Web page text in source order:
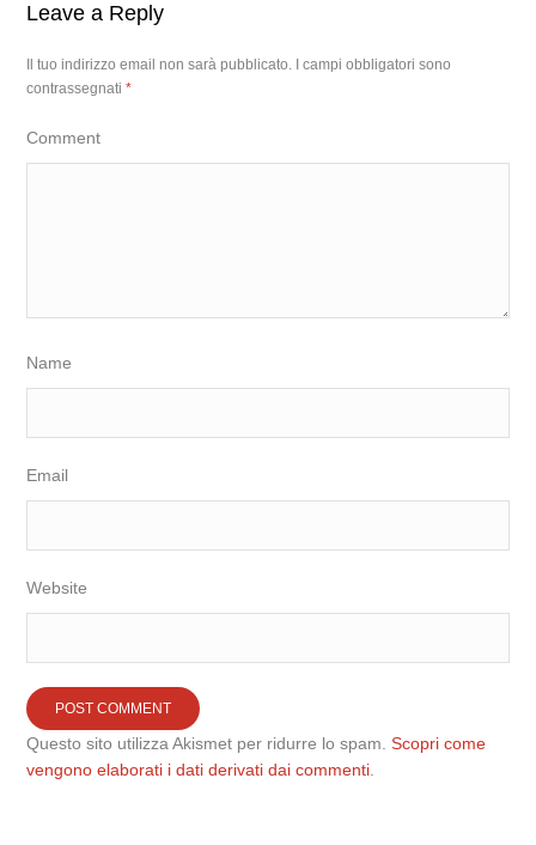
Leave a Reply
Il tuo indirizzo email non sarà pubblicato.
I campi obbligatori sono
contrassegnati*
Comment
Name
Email
Website
Questo sito utilizza Akismet per ridurre lo spam.Scopri come
vengono elaborati i dati derivati dai commenti